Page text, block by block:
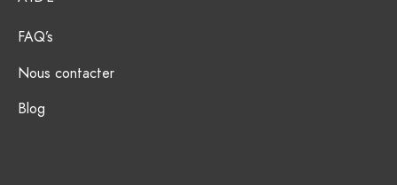
FAQ’s
Nous contacter
Blog